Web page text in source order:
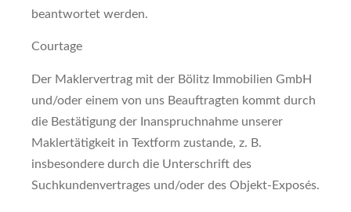
beantwortet werden.
Courtage
Der Maklervertrag mit der Bölitz Immobilien GmbH
und/oder einem von uns Beauftragten kommt durch
die Bestätigung der Inanspruchnahme unserer
Maklertätigkeit in Textform zustande, z. B.
insbesondere durch die Unterschrift des
Suchkundenvertrages und/oder des Objekt-Exposés.